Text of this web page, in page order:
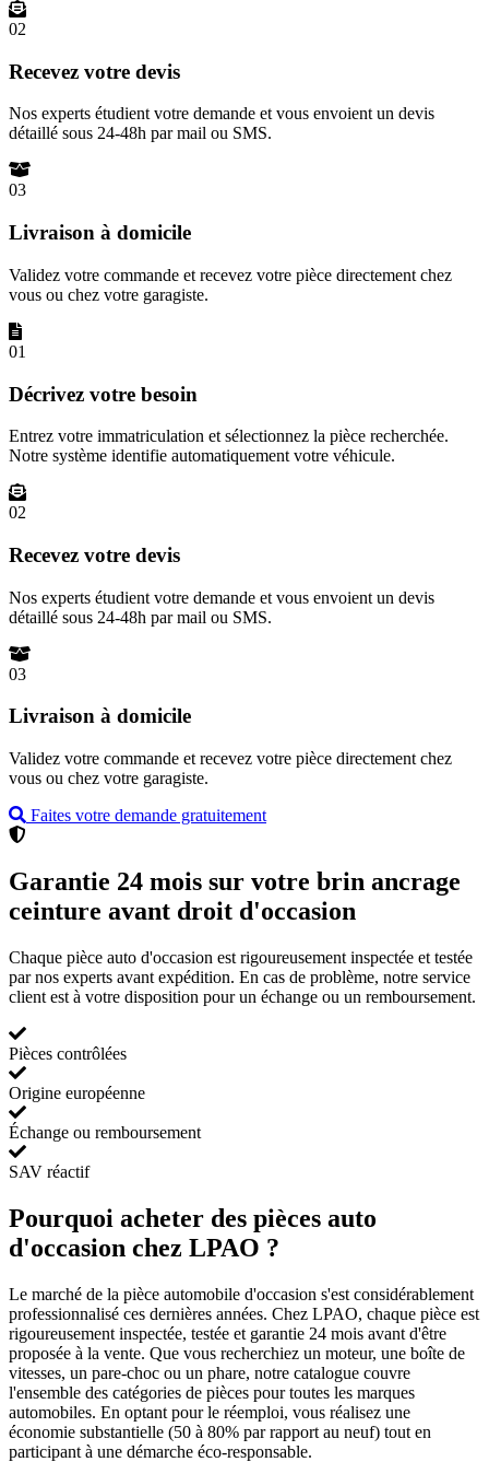
02
Recevez votre devis
Nos experts étudient votre demande et vous envoient un devis
détaillé sous 24-48h par mail ou SMS.
03
Livraison à domicile
Validez votre commande et recevez votre pièce directement chez
vous ou chez votre garagiste.
01
Décrivez votre besoin
Entrez votre immatriculation et sélectionnez la pièce recherchée.
Notre système identifie automatiquement votre véhicule.
02
Recevez votre devis
Nos experts étudient votre demande et vous envoient un devis
détaillé sous 24-48h par mail ou SMS.
03
Livraison à domicile
Validez votre commande et recevez votre pièce directement chez
vous ou chez votre garagiste.
Faites votre demande gratuitement
Garantie 24 mois sur votre brin ancrage
ceinture avant droit d'occasion
Chaque pièce auto d'occasion est rigoureusement inspectée et testée
par nos experts avant expédition. En cas de problème, notre service
client est à votre disposition pour un échange ou un remboursement.
Pièces contrôlées
Origine européenne
Échange ou remboursement
SAV réactif
Pourquoi acheter des pièces auto
d'occasion chez LPAO ?
Le marché de la pièce automobile d'occasion s'est considérablement
professionnalisé ces dernières années. Chez LPAO, chaque pièce est
rigoureusement inspectée, testée et garantie 24 mois avant d'être
proposée à la vente. Que vous recherchiez un moteur, une boîte de
vitesses, un pare-choc ou un phare, notre catalogue couvre
l'ensemble des catégories de pièces pour toutes les marques
automobiles. En optant pour le réemploi, vous réalisez une
économie substantielle (50 à 80% par rapport au neuf) tout en
participant à une démarche éco-responsable.